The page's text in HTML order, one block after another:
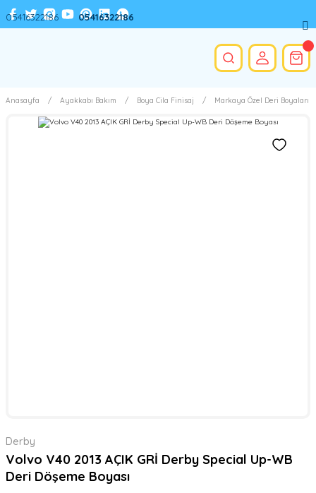
Anasayfa Ayakkabı Bakım Boya Cila Finisaj Markaya Özel Deri Boyaları
Derby
Volvo V40 2013 AÇIK GRİ Derby Special Up-WB
Deri Döşeme Boyası
05416322186 05416322186